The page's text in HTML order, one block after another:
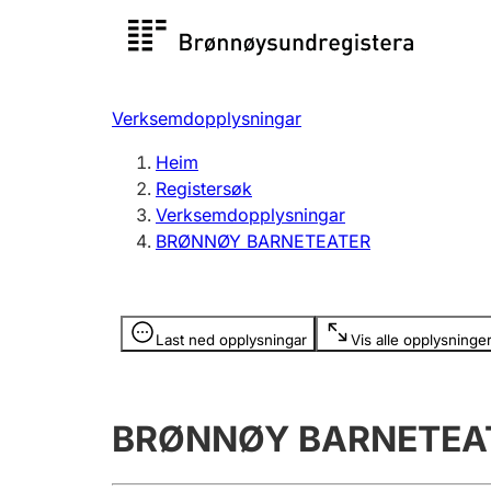
Registersøk
Registrere, endre, slette
Verksemdopplysningar
Heim
Registersøk
Verksemdopplysningar
BRØNNØY BARNETEATER
Last ned opplysningar Vis alle opplysninger
Opplysninger er skjult
BRØNNØY